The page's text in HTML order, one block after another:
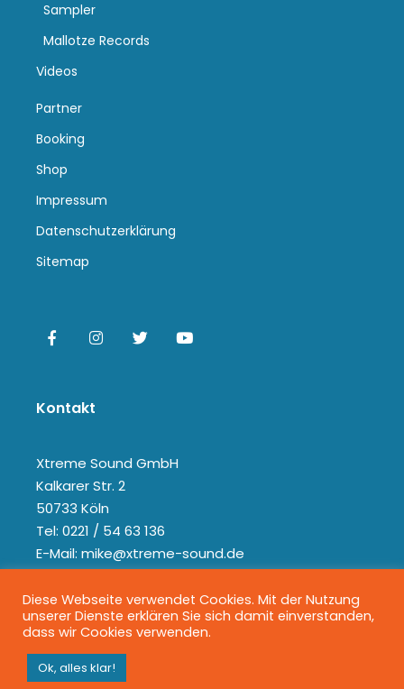
Sampler
Mallotze Records
Videos
Partner
Booking
Shop
Impressum
Datenschutzerklärung
Sitemap
Kontakt
Xtreme Sound GmbH
Kalkarer Str. 2
50733 Köln
Tel: 0221 / 54 63 136
E-Mail: mike@xtreme-sound.de
Diese Webseite verwendet Cookies. Mit der Nutzung
unserer Dienste erklären Sie sich damit einverstanden,
dass wir Cookies verwenden.
Ok, alles klar!